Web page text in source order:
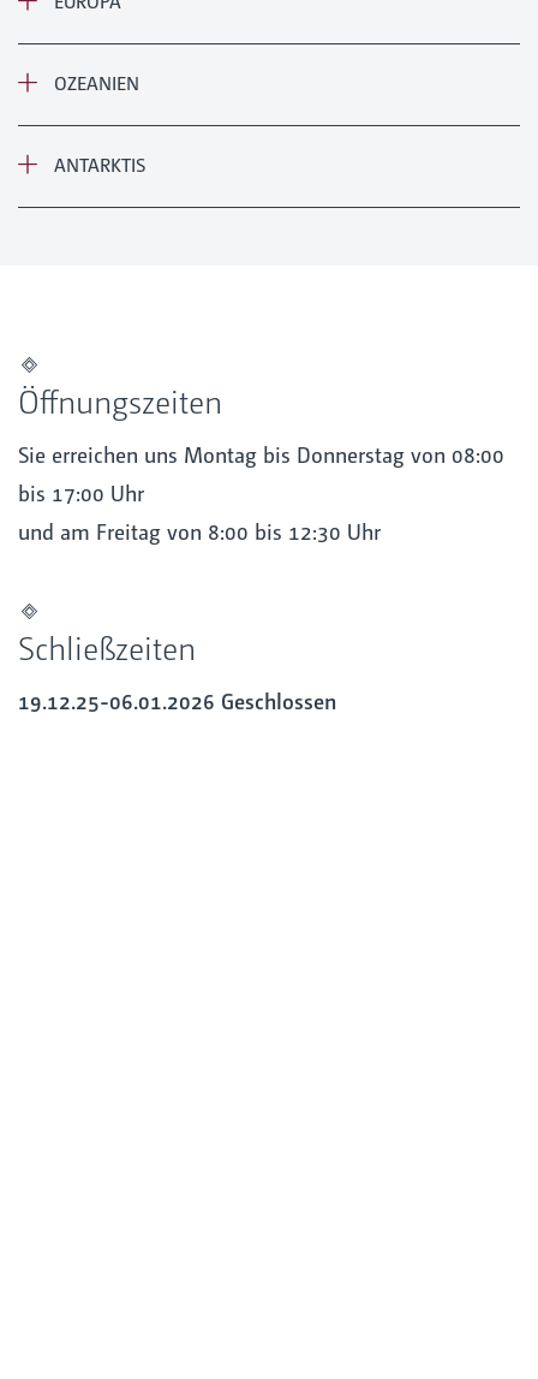
OZEANIEN
ANTARKTIS
Öffnungszeiten
Sie erreichen uns Montag bis Donnerstag von 08:00
bis 17:00 Uhr
und am Freitag von 8:00 bis 12:30 Uhr
Schließzeiten
19.12.25-06.01.2026 Geschlossen